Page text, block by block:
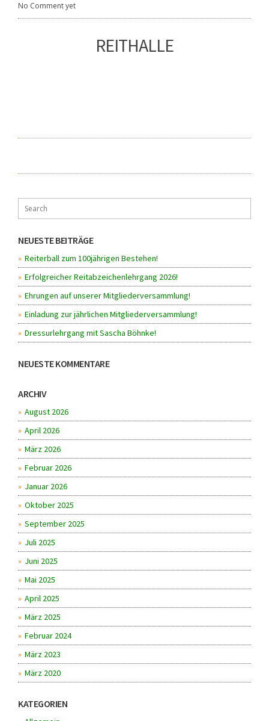
No Comment yet
REITHALLE
NEUESTE BEITRÄGE
Reiterball zum 100jährigen Bestehen!
Erfolgreicher Reitabzeichenlehrgang 2026!
Ehrungen auf unserer Mitgliederversammlung!
Einladung zur jährlichen Mitgliederversammlung!
Dressurlehrgang mit Sascha Böhnke!
NEUESTE KOMMENTARE
ARCHIV
August 2026
April 2026
März 2026
Februar 2026
Januar 2026
Oktober 2025
September 2025
Juli 2025
Juni 2025
Mai 2025
April 2025
März 2025
Februar 2024
März 2023
März 2020
KATEGORIEN